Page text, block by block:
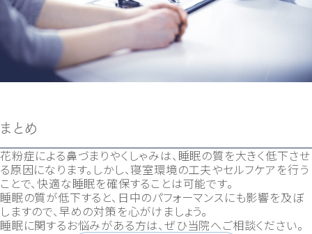
まとめ
花粉症による鼻づまりやくしゃみは、睡眠の質を大きく低下させ
る原因になります。しかし、寝室環境の工夫やセルフケアを行う
ことで、快適な睡眠を確保することは可能です。
睡眠の質が低下すると、日中のパフォーマンスにも影響を及ぼ
しますので、早めの対策を心がけましょう。
睡眠に関するお悩みがある方は、ぜひ当院へご相談ください。